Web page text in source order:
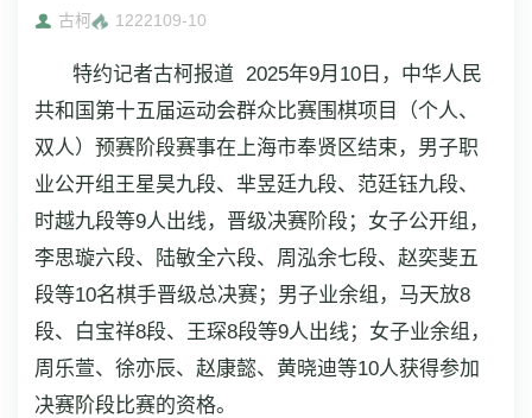
古柯 1222109-10
特约记者古柯报道 2025年9月10日，中华人民
共和国第十五届运动会群众比赛围棋项目（个人、
双人）预赛阶段赛事在上海市奉贤区结束，男子职
业公开组王星昊九段、芈昱廷九段、范廷钰九段、
时越九段等9人出线，晋级决赛阶段；女子公开组，
李思璇六段、陆敏全六段、周泓余七段、赵奕斐五
段等10名棋手晋级总决赛；男子业余组，马天放8
段、白宝祥8段、王琛8段等9人出线；女子业余组，
周乐萱、徐亦辰、赵康懿、黄晓迪等10人获得参加
决赛阶段比赛的资格。